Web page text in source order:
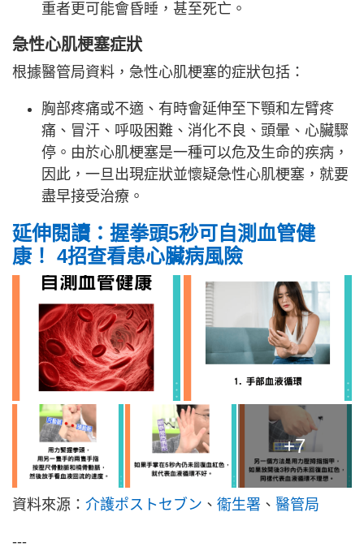
重者更可能會昏睡，甚至死亡。
急性心肌梗塞症狀
根據醫管局資料，急性心肌梗塞的症狀包括：
胸部疼痛或不適、有時會延伸至下顎和左臂疼
痛、冒汗、呼吸困難、消化不良、頭暈、心臟驟
停。由於心肌梗塞是一種可以危及生命的疾病，
因此，一旦出現症狀並懷疑急性心肌梗塞，就要
盡早接受治療。
延伸閱讀：握拳頭5秒可自測血管健
康！ 4招查看患心臟病風險
+7
資料來源： 介護ポストセブン 、 衞生署 、 醫管局
---